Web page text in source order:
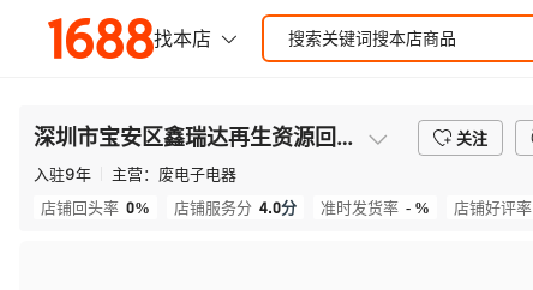
深圳市宝安区鑫瑞达再生资源回收部 关注
入驻9年 主营： 废电子电器
店铺回头率 0% 店铺服务分 4.0分 准时发货率 - % 店铺好评率